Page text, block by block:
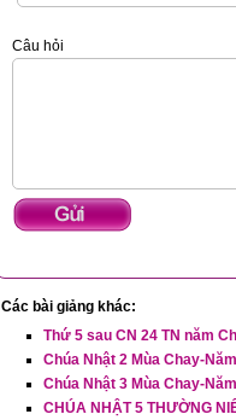
Câu hỏi
Các bài giảng khác:
Thứ 5 sau CN 24 TN năm
Chúa Nhật 2 Mùa Chay-
Chúa Nhật 3 Mùa Chay-
CHÚA NHẬT 5 THƯỜNG